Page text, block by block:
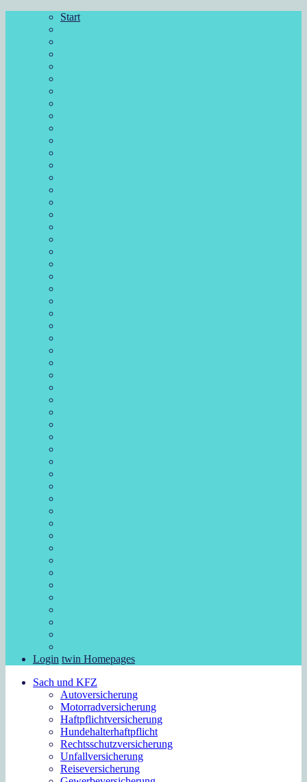
Start
Login twin Homepages
Sach und KFZ
Autoversicherung
Motorradversicherung
Haftpflichtversicherung
Hundehalterhaftpflicht
Rechtsschutzversicherung
Unfallversicherung
Reiseversicherung